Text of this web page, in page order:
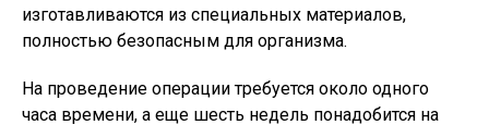
изготавливаются из специальных материалов,
полностью безопасным для организма.
На проведение операции требуется около одного
часа времени, а еще шесть недель понадобится на